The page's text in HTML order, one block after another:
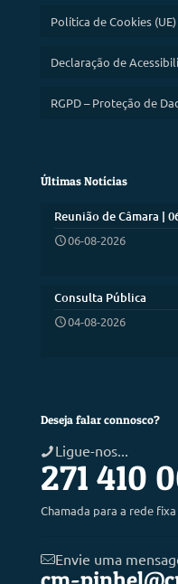
Política de Cookies (UE)
Declaração de
RGPD – Proteção de
Últimas Notícias
Reunião de Câmara |
06-08-2026
Consulta Pública
04-08-2026
Deseja falar connosco?
Ligue-nos...
271 410
Chamada para a rede
Envie uma